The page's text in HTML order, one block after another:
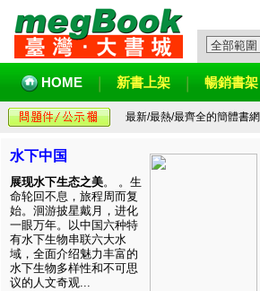
HOME 新書上架 暢銷書架
最新/最熱/最齊全的簡體書網
水下中国
展现水下生态之美。 。生
命轮回不息，旅程周而复
始。洄游披星戴月，进化
一眼万年。以中国六种特
有水下生物串联六大水
域，全面介绍魅力丰富的
水下生物多样性和不可思
议的人文奇观...